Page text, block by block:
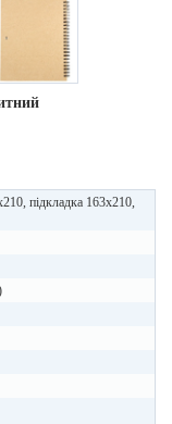
підкладка 163х210,